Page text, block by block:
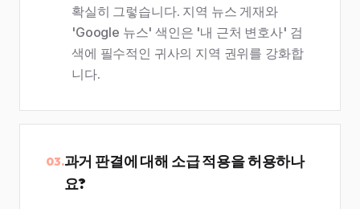
확실히 그렇습니다. 지역 뉴스 게재와
'Google 뉴스' 색인은 '내 근처 변호사' 검
색에 필수적인 귀사의 지역 권위를 강화합
니다.
03.과거 판결에 대해 소급 적용을 허용하나
요?